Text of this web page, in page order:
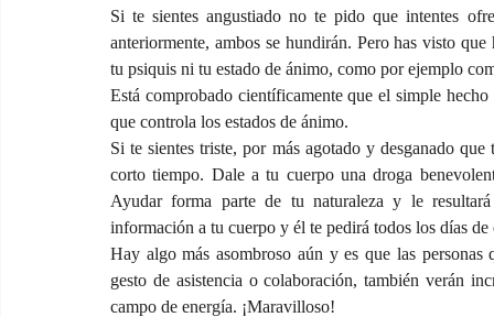
Si te sientes angustiado no te pido que intentes
anteriormente, ambos se hundirán. Pero has visto
tu psiquis ni tu estado de ánimo, como por ejemplo
Está comprobado científicamente que el simple
que controla los estados de ánimo.
Si te sientes triste, por más agotado y desganado
corto tiempo. Dale a tu cuerpo una droga
Ayudar forma parte de tu naturaleza y le
información a tu cuerpo y él te pedirá todos los días de
Hay algo más asombroso aún y es que las
gesto de asistencia o colaboración, también verán
campo de energía. ¡Maravilloso!